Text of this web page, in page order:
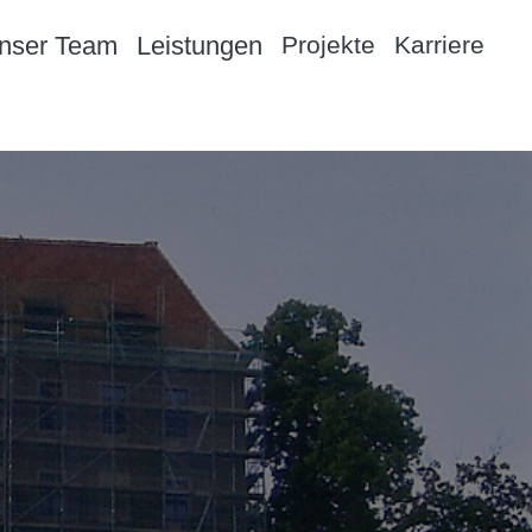
Team Leistungen Projekte Karriere